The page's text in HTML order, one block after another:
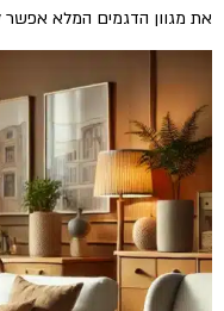
את מגוון הדגמים המלא אפשר